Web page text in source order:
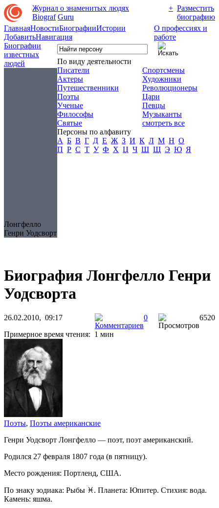
Журнал о знаменитых людях
Biograf Guru
+ Разместить
биографию
ГлавнаяНовостиБиографииИстории
ДобавитьНавигация
О профессиях и
работе
Биографии
известных
людей
Лонгфелло
Генри Уодсворт
По виду деятельности
Писатели
Актеры
Путешественники
Поэты
Ученые
Философы
Святые
Спортсмены
Художники
Революционеры
Цари
Певцы
Музыканты
смотреть все
Персоны по алфавиту
А Б В Г Д Е Ж З И К Л М Н О
П Р С Т У Ф Х Ц Ч Ш Щ Э Ю Я
Биография Лонгфелло Генри
Уодсворта
26.02.2010, 09:17 0
6520
Примерное время чтения: 1 мин
Поэты, Поэты американские
Генри Уодсворт Лонгфелло — поэт, поэт американский.
Родился 27 февраля 1807 года (в пятницу).
Место рождения: Портленд, США.
По знаку зодиака: Рыбы ♓. Планета: Юпитер. Стихия: вода.
Камень: яшма.